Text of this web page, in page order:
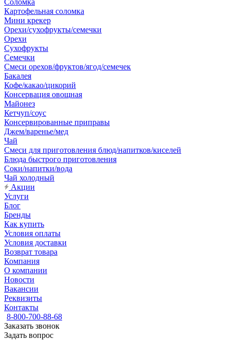
Соломка
Картофельная соломка
Мини крекер
Орехи/сухофрукты/семечки
Орехи
Сухофрукты
Семечки
Смеси орехов/фруктов/ягод/семечек
Бакалея
Кофе/какао/цикорий
Консервация овощная
Майонез
Кетчуп/соус
Консервированные приправы
Джем/варенье/мед
Чай
Смеси для приготовления блюд/напитков/киселей
Блюда быстрого приготовления
Соки/напитки/вода
Чай холодный
Акции
Услуги
Блог
Бренды
Как купить
Условия оплаты
Условия доставки
Возврат товара
Компания
О компании
Новости
Вакансии
Реквизиты
Контакты
8-800-700-88-68
Заказать звонок
Задать вопрос